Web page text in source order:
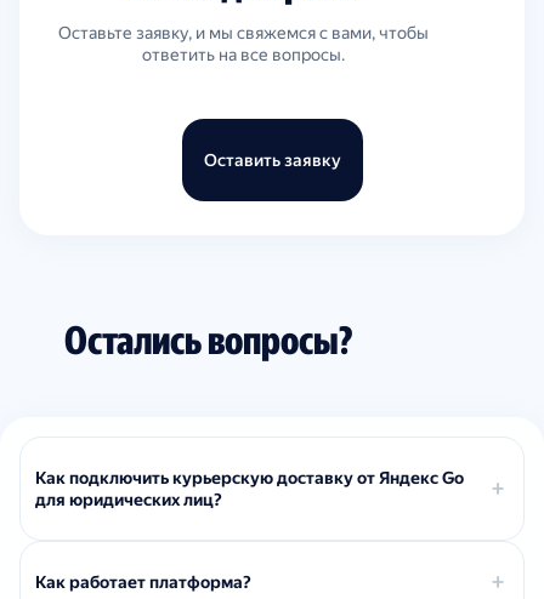
Оставьте заявку, и мы свяжемся с вами, чтобы
ответить на все вопросы.
Оставить заявку
Остались вопросы?
Как подключить курьерскую доставку от Яндекс Go
для юридических лиц?
Как работает платформа?